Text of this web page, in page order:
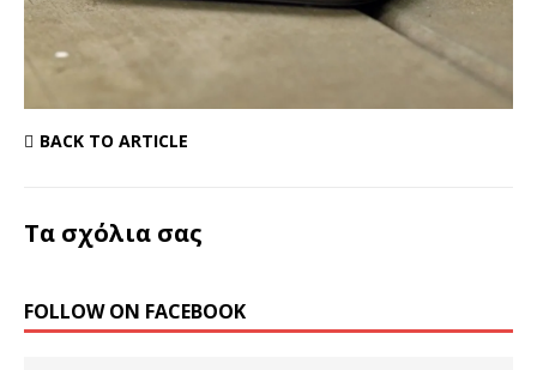
BACK TO ARTICLE
Τα σχόλια σας
FOLLOW ON FACEBOOK